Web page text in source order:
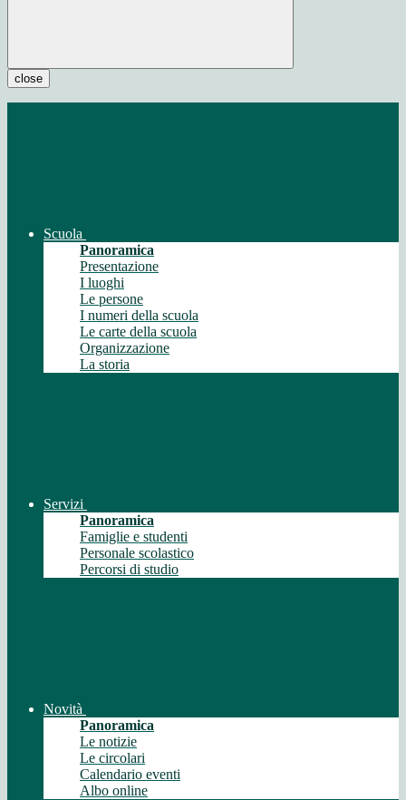
close
Scuola
Panoramica
Presentazione
I luoghi
Le persone
I numeri della scuola
Le carte della scuola
Organizzazione
La storia
Servizi
Panoramica
Famiglie e studenti
Personale scolastico
Percorsi di studio
Novità
Panoramica
Le notizie
Le circolari
Calendario eventi
Albo online